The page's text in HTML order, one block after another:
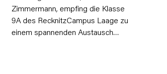
Zimmermann, empfing die Klasse
9A des RecknitzCampus Laage zu
einem spannenden Austausch…